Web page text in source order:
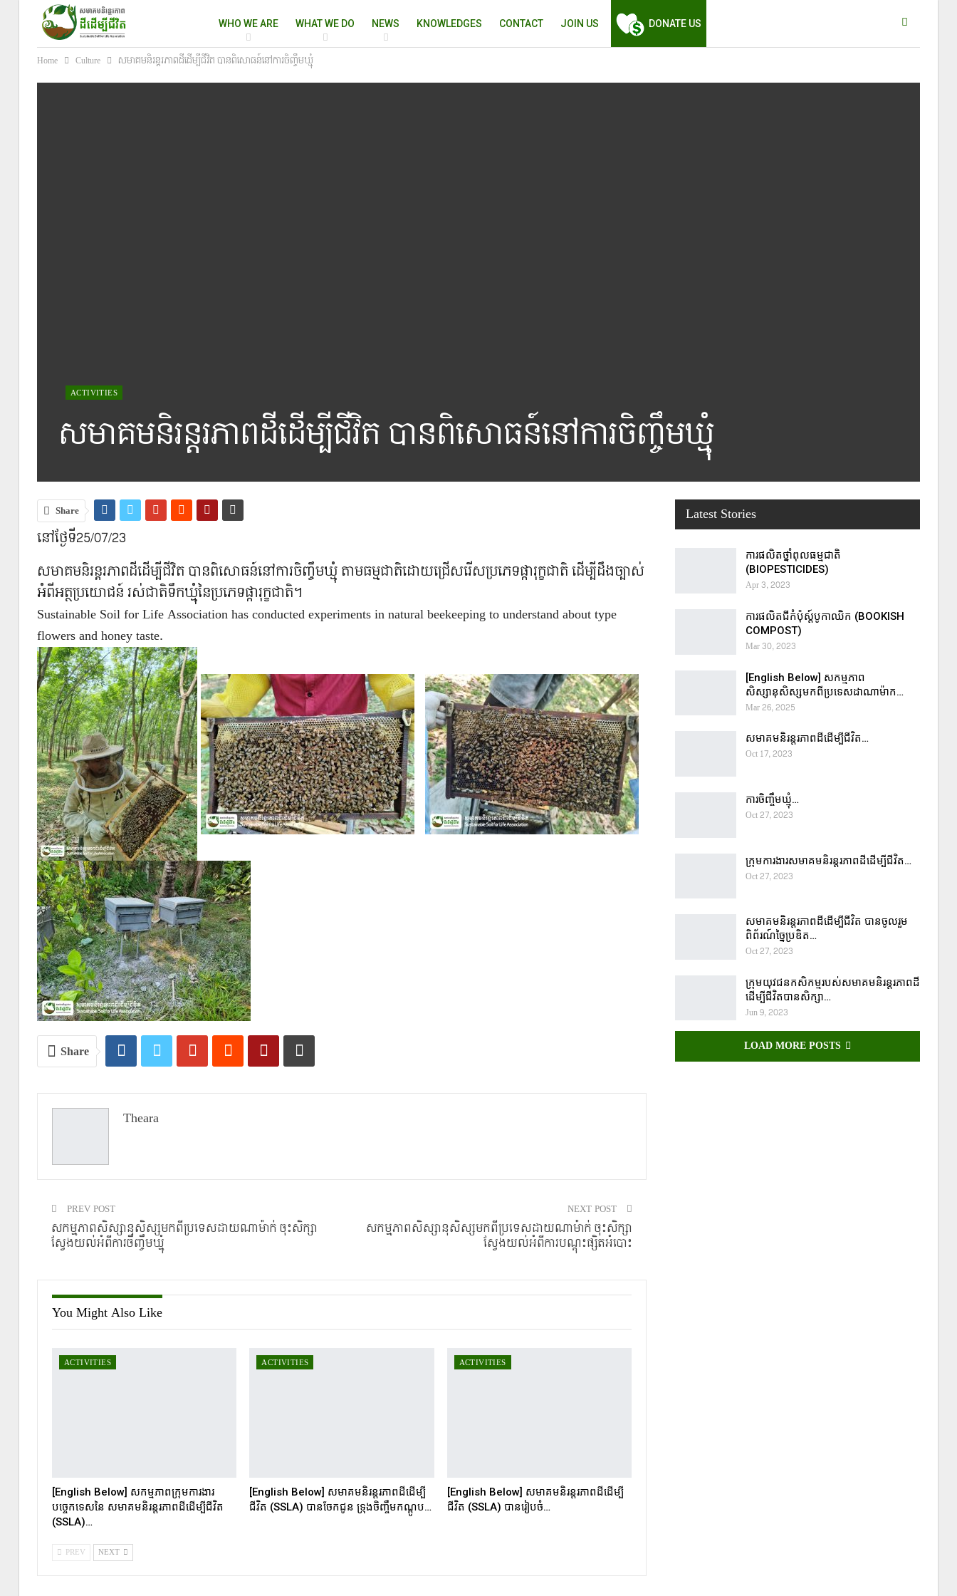
WHO WE ARE WHAT WE DO NEWS KNOWLEDGES CONTACT JOIN US DONATE US
Home Culture សមាគមនិរន្តរភាពដីដើម្បីជីវិត បានពិសោធន៍នៅការចិញ្ចឹមឃ្មុំ
ACTIVITIES
សមាគមនិរន្តរភាពដីដើម្បីជីវិត បានពិសោធន៍នៅការចិញ្ចឹមឃ្មុំ
Share
នៅថ្ងែទី25/07/23
សមាគមនិរន្តរភាពដីដើម្បីជីវិត បានពិសោធន៍នៅការចិញ្ចឹមឃ្មុំ តាមធម្មជាតិដោយជ្រើសរើសប្រភេទផ្ការុក្ខជាតិ ដើម្បីដឹងច្បាស់
អំពីអត្ថប្រយោជន៍ រស់ជាតិទឹកឃ្មុំនៃប្រភេទផ្ការុក្ខជាតិ។
Sustainable Soil for Life Association has conducted experiments in natural beekeeping to understand about type
flowers and honey taste.
Share
Theara
PREV POST
សកម្មភាពសិស្សានុសិស្សមកពីប្រទេសដាយណាម៉ាក់ ចុះសិក្សា
ស្វែងយល់អំពីការចឹញ្ចឹមឃ្មុំ
NEXT POST
សកម្មភាពសិស្សានុសិស្សមកពីប្រទេសដាយណាម៉ាក់ ចុះសិក្សា
ស្វែងយល់អំពីការបណ្តុះផ្សិតអំបោះ
You Might Also Like
ACTIVITIES
[English Below] សកម្មភាពក្រុមការងារ
បច្ចេកទេសនៃ សមាគមនិរន្តរភាពដីដើម្បីជីវិត
(SSLA)…
ACTIVITIES
[English Below] សមាគមនិរន្តរភាពដីដើម្បី
ជីវិត (SSLA) បានចែកជូន ទ្រុងចិញ្ចឹមកណ្ដូប…
ACTIVITIES
[English Below] សមាគមនិរន្តរភាពដីដើម្បី
ជីវិត (SSLA) បានរៀបចំ…
PREV NEXT
Latest Stories
ការផលិតថ្នាំពុលធម្មជាតិ
(BIOPESTICIDES)
Apr 3, 2023
ការផលិតជីកំប៉ុស្ដ៍បូកាឈិក (BOOKISH
COMPOST)
Mar 30, 2023
[English Below] សកម្មភាព
សិស្សានុសិស្សមកពីប្រទេសដាណាម៉ាក…
Mar 26, 2025
សមាគមនិរន្តរភាពដីដើម្បីជីវិត…
Oct 17, 2023
ការចិញ្ចឹមឃ្មុំ…
Oct 27, 2023
ក្រុមការងារសមាគមនិរន្តរភាពដីដើម្បីជីវិត…
Oct 27, 2023
សមាគមនិរន្តរភាពដីដើម្បីជីវិត បានចូលរួម
ពិព័រណ៍ច្នៃប្រឌិត…
Oct 27, 2023
ក្រុមយុវជនកសិកម្មរបស់សមាគមនិរន្តរភាពដី
ដើម្បីជីវិតបានសិក្សា…
Jun 9, 2023
LOAD MORE POSTS